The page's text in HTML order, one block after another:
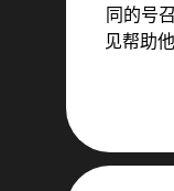
同的号
见帮助